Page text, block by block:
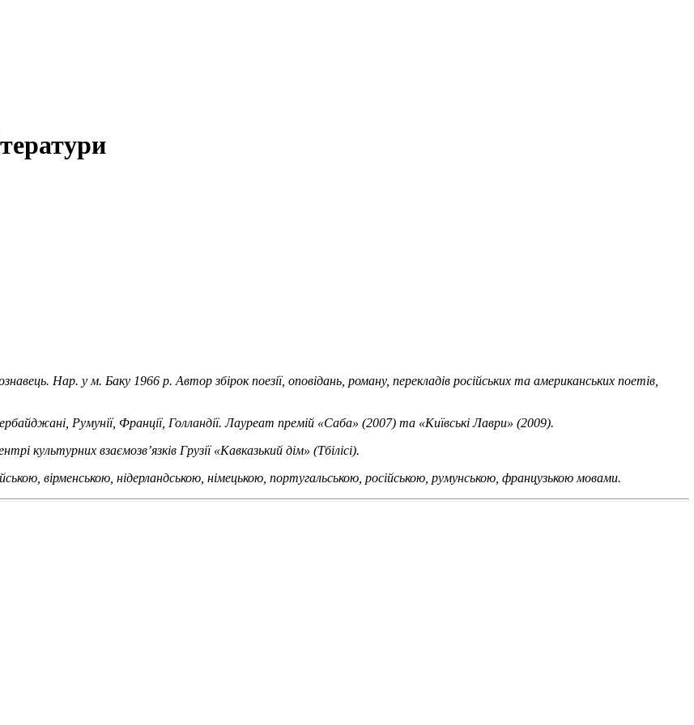
Нар. у м. Баку 1966 р. Автор збірок поезії, оповідань, роману, перекладів російських та американських поетів,
Румунії, Франції, Голландії. Лауреат премій «Саба» (2007) та «Київські Лаври» (2009).
взаємозв’язків Грузії «Кавказький дім» (Тбілісі).
вірменською, нідерландською, німецькою, португальською, російською, румунською, французькою мовами.